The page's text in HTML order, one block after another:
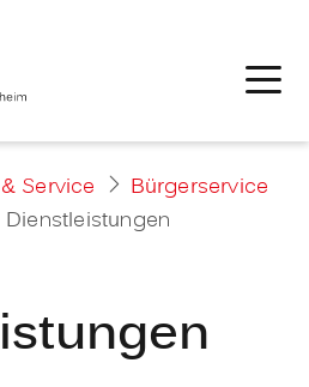
Service
Bürgerservice
Dienstleistungen